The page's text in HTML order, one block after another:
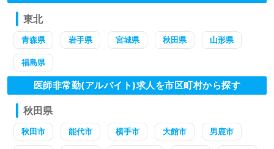
東北
青森県 岩手県 宮城県 秋田県 山形県
福島県
医師非常勤(アルバイト)求人を市区町村から探す
秋田県
秋田市 能代市 横手市 大館市 男鹿市